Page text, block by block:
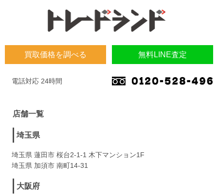
買取価格を調べる 無料LINE査定
電話対応 24時間
店舗一覧
埼玉県
埼玉県 蓮田市 桜台2-1-1 木下マンション1F
埼玉県 加須市 南町14-31
大阪府